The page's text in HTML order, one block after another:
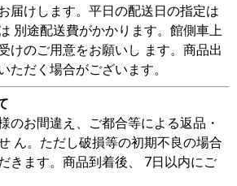
届けします。平日の配送日の指定は
別途配送費がかかります。館側車上
けのご用意をお願いし ます。商品出
ただく場合がございます。
のお間違え、ご都合等による返品・
ん。ただし破損等の初期不良の場合
きます。商品到着後、 7日以内にご